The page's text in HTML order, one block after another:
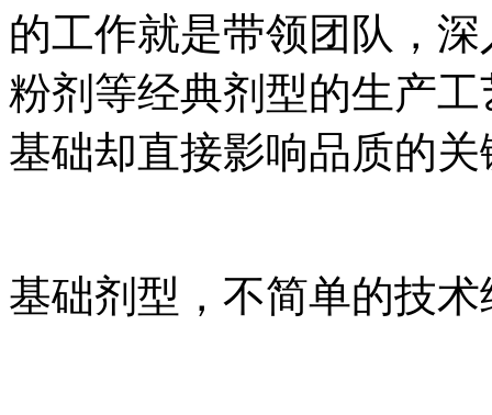
的工作就是带领团队，
粉剂等经典剂型的生产
基础却直接影响品质的
基础剂型，不简单的技术